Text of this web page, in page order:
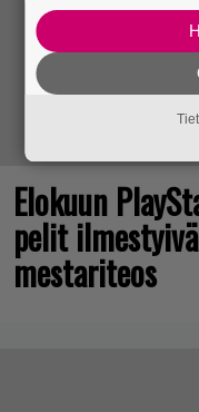
Elokuun
pelit
mestariteos